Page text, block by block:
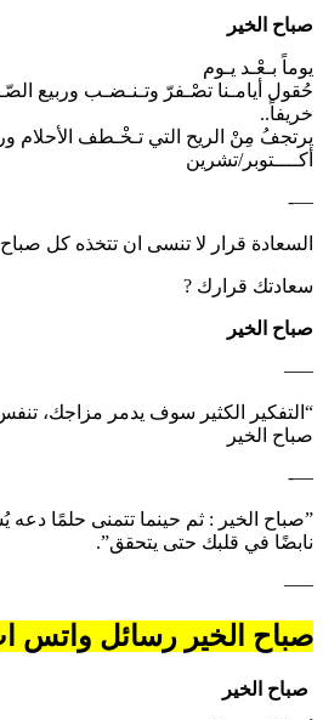
صباح الخير
يوماً بـعْـد يـوم
حُقول أيامـنا تصْـفرّ وتـنـضـب وربيع
خريفاً..
يرتجفُ مِنْ الريح التي تـخْـطف الأحلام
أكــــتوبر/تشرين
—-
السعادة قرار لا تنسى ان تتخذه كل صباح
سعادتك قرارك ?
صباح الخير
—–
“التفكير الكثير سوف يدمر مزاجك،
صباح الخير
—-
‏”صباح الخير : ‏ثم حينما تتمنى حلمًا
نابضًا في قلبك حتى يتحقق”.
—–
صباح الخير رسائل واتس
‏⁧ صباح الخير ⁩